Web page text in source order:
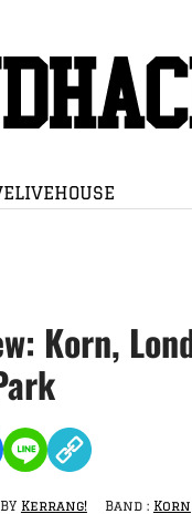
LIVEHOUSE
Korn,
Kerrang! Band : Korn